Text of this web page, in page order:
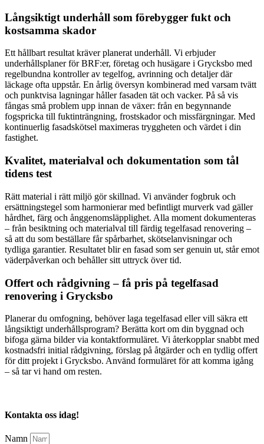
Långsiktigt underhåll som förebygger fukt och
kostsamma skador
Ett hållbart resultat kräver planerat underhåll. Vi erbjuder
underhållsplaner för BRF:er, företag och husägare i Grycksbo med
regelbundna kontroller av tegelfog, avrinning och detaljer där
läckage ofta uppstår. En årlig översyn kombinerad med varsam tvätt
och punktvisa lagningar håller fasaden tät och vacker. På så vis
fångas små problem upp innan de växer: från en begynnande
fogspricka till fuktinträngning, frostskador och missfärgningar. Med
kontinuerlig fasadskötsel maximeras tryggheten och värdet i din
fastighet.
Kvalitet, materialval och dokumentation som tål
tidens test
Rätt material i rätt miljö gör skillnad. Vi använder fogbruk och
ersättningstegel som harmonierar med befintligt murverk vad gäller
hårdhet, färg och ånggenomsläpplighet. Alla moment dokumenteras
– från besiktning och materialval till färdig tegelfasad renovering –
så att du som beställare får spårbarhet, skötselanvisningar och
tydliga garantier. Resultatet blir en fasad som ser genuin ut, står emot
väderpåverkan och behåller sitt uttryck över tid.
Offert och rådgivning – få pris på tegelfasad
renovering i Grycksbo
Planerar du omfogning, behöver laga tegelfasad eller vill säkra ett
långsiktigt underhållsprogram? Berätta kort om din byggnad och
bifoga gärna bilder via kontaktformuläret. Vi återkopplar snabbt med
kostnadsfri initial rådgivning, förslag på åtgärder och en tydlig offert
för ditt projekt i Grycksbo. Använd formuläret för att komma igång
– så tar vi hand om resten.
Kontakta oss idag!
Namn